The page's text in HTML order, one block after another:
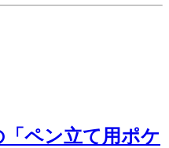
「ペン立て用ポケ